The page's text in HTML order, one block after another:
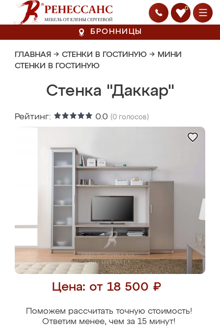
0
БРОННИЦЫ
ГЛАВНАЯ → СТЕНКИ В ГОСТИНУЮ → МИНИ
СТЕНКИ В ГОСТИНУЮ
Стенка "Даккар"
Рейтинг: 0.0 (0 голосов)
Цена: от 18 500 ₽
Поможем рассчитать точную стоимость!
Ответим менее, чем за 15 минут!